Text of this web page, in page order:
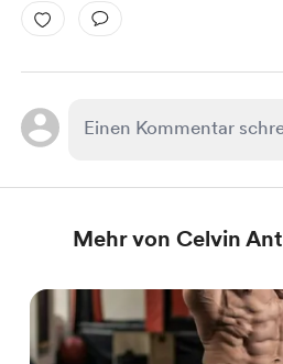
Mehr von Celvin